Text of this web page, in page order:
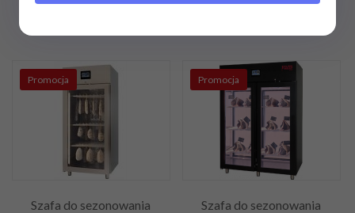
PLN*
PLN*
Promocja
Szafa do sezonowania
Promocja
Szafa do sezonowania